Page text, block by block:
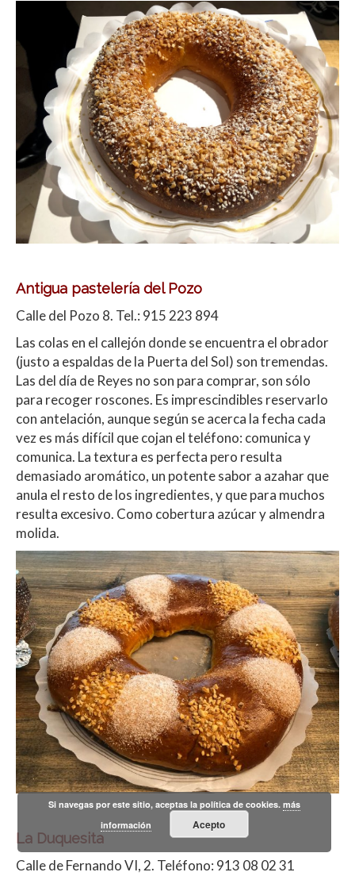
Antigua pastelería del Pozo
Calle del Pozo 8. Tel.: 915 223 894
Las colas en el callejón donde se encuentra el obrador
(justo a espaldas de la Puerta del Sol) son tremendas.
Las del día de Reyes no son para comprar, son sólo
para recoger roscones. Es imprescindibles reservarlo
con antelación, aunque según se acerca la fecha cada
vez es más difícil que cojan el teléfono: comunica y
comunica. La textura es perfecta pero resulta
demasiado aromático, un potente sabor a azahar que
anula el resto de los ingredientes, y que para muchos
resulta excesivo. Como cobertura azúcar y almendra
molida.
La Duquesita
Calle de Fernando VI, 2. Teléfono: 913 08 02 31
Si navegas por este sitio, aceptas la política de cookies.más
información
Acepto